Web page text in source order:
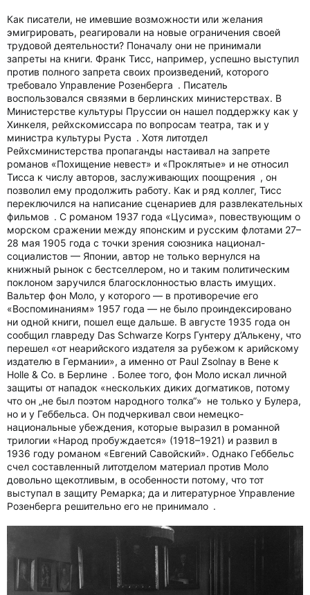
Как писатели, не имевшие возможности или желания
эмигрировать, реагировали на новые ограничения своей
трудовой деятельности? Поначалу они не принимали
запреты на книги. Франк Тисс, например, успешно выступил
против полного запрета своих произведений, которого
требовало Управление Розенберга . Писатель
воспользовался связями в берлинских министерствах. В
Министерстве культуры Пруссии он нашел поддержку как у
Хинкеля, рейхскомиссара по вопросам театра, так и у
министра культуры Руста . Хотя литотдел
Рейхсминистерства пропаганды настаивал на запрете
романов «Похищение невест» и «Проклятые» и не относил
Тисса к числу авторов, заслуживающих поощрения , он
позволил ему продолжить работу. Как и ряд коллег, Тисс
переключился на написание сценариев для развлекательных
фильмов . С романом 1937 года «Цусима», повествующим о
морском сражении между японским и русским флотами 27–
28 мая 1905 года с точки зрения союзника национал-
социалистов — Японии, автор не только вернулся на
книжный рынок с бестселлером, но и таким политическим
поклоном заручился благосклонностью власть имущих.
Вальтер фон Моло, у которого — в противоречие его
«Воспоминаниям» 1957 года — не было проиндексировано
ни одной книги, пошел еще дальше. В августе 1935 года он
сообщил главреду Das Schwarze Korps Гунтеру д’Алькену, что
перешел «от неарийского издателя за рубежом к арийскому
издателю в Германии», а именно от Paul Zsolnay в Вене к
Holle & Co. в Берлине . Более того, фон Моло искал личной
защиты от нападок «нескольких диких догматиков, потому
что он „не был поэтом народного толка“» не только у Булера,
но и у Геббельса. Он подчеркивал свои немецко-
национальные убеждения, которые выразил в романной
трилогии «Народ пробуждается» (1918–1921) и развил в
1936 году романом «Евгений Савойский». Однако Геббельс
счел составленный литотделом материал против Моло
довольно щекотливым, в особенности потому, что тот
выступал в защиту Ремарка; да и литературное Управление
Розенберга решительно его не принимало .